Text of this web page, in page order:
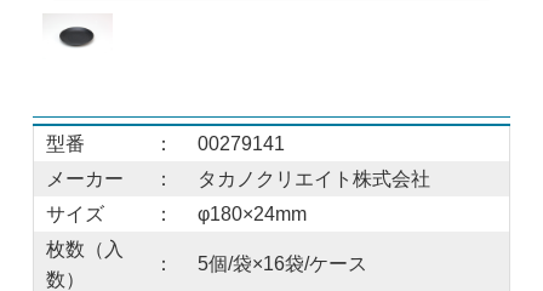
型番 ：
00279141
メーカー
：
タカノクリエイト株式会社
サイズ
：
φ180×24mm
枚数（入
数）
： 5個/袋×16袋/ケース